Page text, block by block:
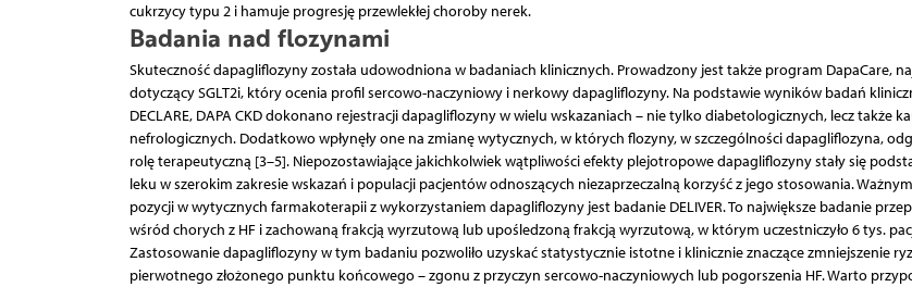
cukrzycy typu 2 i hamuje progresję przewlekłej choroby nerek.
Badania nad flozynami
Skuteczność dapagliflozyny została udowodniona w badaniach klinicznych. Prowadzony jest także program DapaCare,
dotyczący SGLT2i, który ocenia profil sercowo-naczyniowy i nerkowy dapagliflozyny. Na podstawie wyników badań
DECLARE, DAPA CKD dokonano rejestracji dapagliflozyny w wielu wskazaniach – nie tylko diabetologicznych, lecz także
nefrologicznych. Dodatkowo wpłynęły one na zmianę wytycznych, w których flozyny, w szczególności dapagliflozyna,
rolę terapeutyczną [3–5]. Niepozostawiające jakichkolwiek wątpliwości efekty plejotropowe dapagliflozyny stały się
leku w szerokim zakresie wskazań i populacji pacjentów odnoszących niezaprzeczalną korzyść z jego stosowania.
pozycji w wytycznych farmakoterapii z wykorzystaniem dapagliflozyny jest badanie DELIVER. To największe badanie
wśród chorych z HF i zachowaną frakcją wyrzutową lub upośledzoną frakcją wyrzutową, w którym uczestniczyło 6 tys.
Zastosowanie dapagliflozyny w tym badaniu pozwoliło uzyskać statystycznie istotne i klinicznie znaczące zmniejszenie
pierwotnego złożonego punktu końcowego – zgonu z przyczyn sercowo-naczyniowych lub pogorszenia HF. Warto